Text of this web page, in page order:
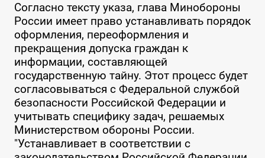
Согласно тексту указа, глава Минобороны
России имеет право устанавливать порядок
оформления, переоформления и
прекращения допуска граждан к
информации, составляющей
государственную тайну. Этот процесс будет
согласовываться с Федеральной службой
безопасности Российской Федерации и
учитывать специфику задач, решаемых
Министерством обороны России.
"Устанавливает в соответствии с